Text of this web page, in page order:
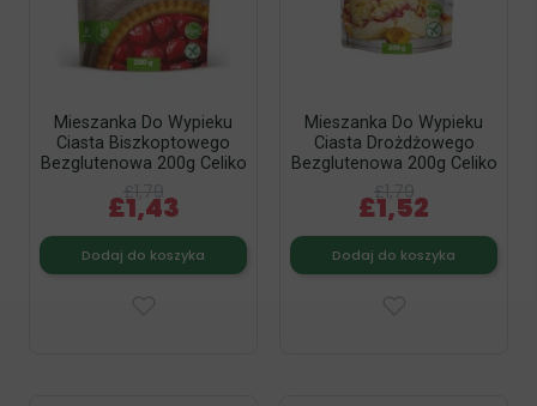
Mieszanka Do Wypieku
Ciasta Biszkoptowego
Bezglutenowa 200g Celiko
£1,43
Dodaj do koszyka
Mieszanka Do Wypieku
Ciasta Drożdżowego
Bezglutenowa 200g Celiko
£1,52
Dodaj do koszyka